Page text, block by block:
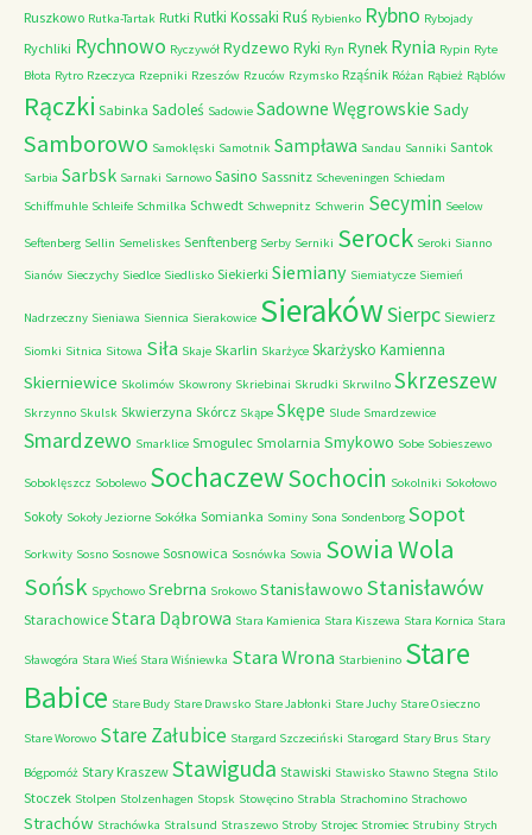
Ruszkowo Rutka-Tartak Rutki Rutki Kossaki Ruś Rybienko Rybno Rybojady
Rychliki Rychnowo Ryczywół Rydzewo Ryki Ryn Rynek Rynia Rypin Ryte
Błota Rytro Rzeczyca Rzepniki Rzeszów Rzuców Rzymsko Rząśnik Różan Rąbież Rąblów
Rączki Sabinka Sadoleś Sadowie Sadowne Węgrowskie Sady
Samborowo Samoklęski Samotnik Sampława Sandau Sanniki Santok
Sarbia Sarbsk Sarnaki Sarnowo Sasino Sassnitz Scheveningen Schiedam
Schiffmuhle Schleife Schmilka Schwedt Schwepnitz Schwerin Secymin Seelow
Seftenberg Sellin Semeliskes Senftenberg Serby Serniki Serock Seroki Sianno
Sianów Sieczychy Siedlce Siedlisko Siekierki Siemiany Siemiatycze Siemień
Nadrzeczny Sieniawa Siennica Sierakowice SierakówSierpc Siewierz
Siomki Sitnica Sitowa Siła Skaje Skarlin Skarżyce Skarżysko Kamienna
Skierniewice Skolimów Skowrony Skriebinai Skrudki Skrwilno Skrzeszew
Skrzynno Skulsk Skwierzyna Skórcz Skąpe Skępe Slude Smardzewice
Smardzewo Smarklice Smogulec Smolarnia Smykowo Sobe Sobieszewo
Soboklęszcz Sobolewo SochaczewSochocin Sokolniki Sokołowo
Sokoły Sokoły Jeziorne Sokółka Somianka Sominy Sona Sondenborg Sopot
Sorkwity Sosno Sosnowe Sosnowica Sosnówka Sowia Sowia Wola
Sońsk Spychowo Srebrna Srokowo Stanisławowo Stanisławów
Starachowice Stara Dąbrowa Stara Kamienica Stara Kiszewa Stara Kornica Stara
Sławogóra Stara Wieś Stara Wiśniewka Stara Wrona Starbienino Stare
Babice Stare Budy Stare Drawsko Stare Jabłonki Stare Juchy Stare Osieczno
Stare Worowo Stare Załubice Stargard Szczeciński Starogard Stary Brus Stary
Bógpomóż Stary Kraszew Stawiguda Stawiski Stawisko Stawno Stegna Stilo
Stoczek Stolpen Stolzenhagen Stopsk Stowęcino Strabla Strachomino Strachowo
Strachów Strachówka Stralsund Straszewo Stroby Strojec Stromiec Strubiny Strych